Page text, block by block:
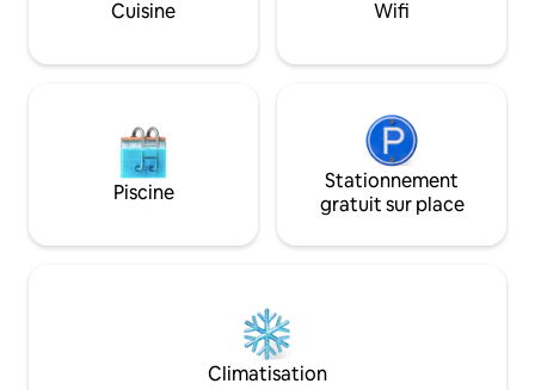
êtes dans votre propre monde.
voiture.
Cuisine Wifi
Piscine
Stationnement
gratuit sur place
Climatisation